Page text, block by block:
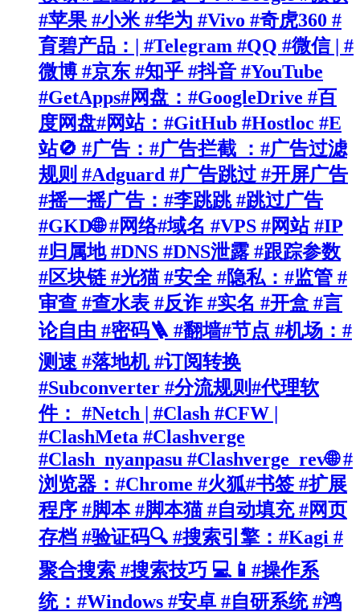
#苹果 #小米 #华为 #Vivo #奇虎360 #
育碧产品：| #Telegram #QQ #微信 | #
微博 #京东 #知乎 #抖音 #YouTube
#GetApps#网盘：#GoogleDrive #百
度网盘#网站：#GitHub #Hostloc #E
站🚫 #广告：#广告拦截 ：#广告过滤
规则 #Adguard #广告跳过 #开屏广告
#摇一摇广告：#李跳跳 #跳过广告
#GKD🌐 #网络#域名 #VPS #网站 #IP
#归属地 #DNS #DNS泄露 #跟踪参数
#区块链 #光猫 #安全 #隐私：#监管 #
审查 #查水表 #反诈 #实名 #开盒 #言
论自由 #密码🪜 #翻墙#节点 #机场：#
测速 #落地机 #订阅转换
#Subconverter #分流规则#代理软
件： #Netch | #Clash #CFW |
#ClashMeta #Clashverge
#Clash_nyanpasu #Clashverge_rev🌐 #
浏览器：#Chrome #火狐#书签 #扩展
程序 #脚本 #脚本猫 #自动填充 #网页
存档 #验证码🔍 #搜索引擎：#Kagi #
聚合搜索 #搜索技巧 💻📱#操作系
统：#Windows #安卓 #自研系统 #鸿